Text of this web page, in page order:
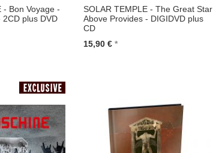
- Bon Voyage -
plus DVD
SOLAR TEMPLE - The Great Star
Above Provides - DIGIDVD plus
CD
15,90 €